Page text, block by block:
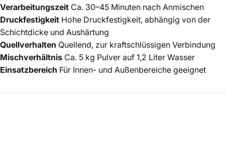
Verarbeitungszeit Ca. 30–45 Minuten nach Anmischen
Druckfestigkeit Hohe Druckfestigkeit, abhängig von der
Schichtdicke und Aushärtung
Quellverhalten Quellend, zur kraftschlüssigen Verbindung
Mischverhältnis Ca. 5 kg Pulver auf 1,2 Liter Wasser
Einsatzbereich Für Innen- und Außenbereiche geeignet